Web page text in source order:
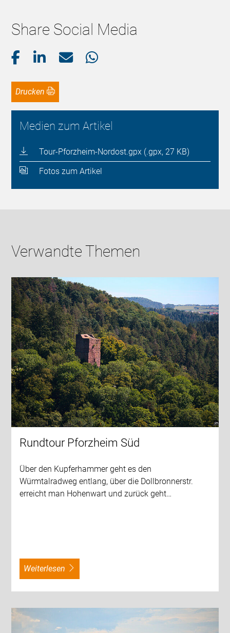
Share Social Media
Drucken
Medien zum Artikel
Tour-Pforzheim-Nordost.gpx (.gpx, 27 KB)
Fotos zum Artikel
Verwandte Themen
Rundtour Pforzheim Süd
Über den Kupferhammer geht es den
Würmtalradweg entlang, über die Dollbronnerstr.
erreicht man Hohenwart und zurück geht…
weiterlesen